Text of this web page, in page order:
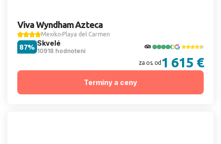
Viva Wyndham Azteca
Mexiko Playa del Carmen
Skvelé
10918 hodnotení
87%
za os. od 1 615 €
Termíny a ceny